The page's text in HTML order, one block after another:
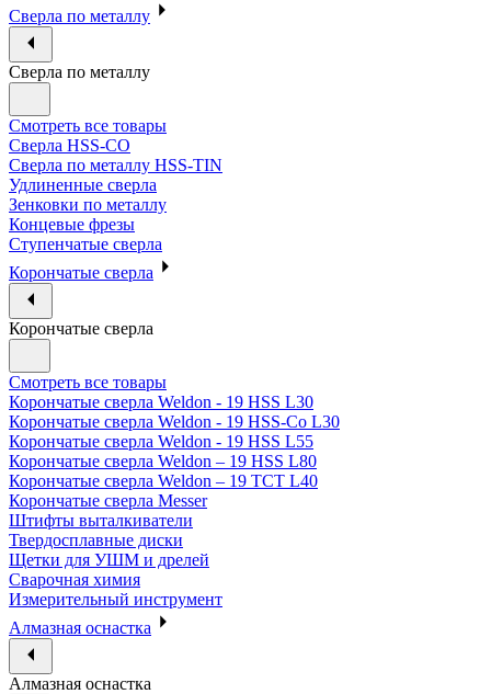
Сверла по металлу
Сверла по металлу
Смотреть все товары
Сверла HSS-CO
Сверла по металлу HSS-TIN
Удлиненные сверла
Зенковки по металлу
Концевые фрезы
Ступенчатые сверла
Корончатые сверла
Корончатые сверла
Смотреть все товары
Корончатые сверла Weldon - 19 HSS L30
Корончатые сверла Weldon - 19 HSS-Co L30
Корончатые сверла Weldon - 19 HSS L55
Корончатые сверла Weldon – 19 HSS L80
Корончатые сверла Weldon – 19 TCT L40
Корончатые сверла Messer
Штифты выталкиватели
Твердосплавные диски
Щетки для УШМ и дрелей
Сварочная химия
Измерительный инструмент
Алмазная оснастка
Алмазная оснастка